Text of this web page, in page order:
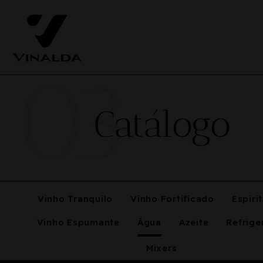
03
Catálogo
Vinho Tranquilo Vinho Fortificado
Vinho Espumante Água Azeite
Mixers